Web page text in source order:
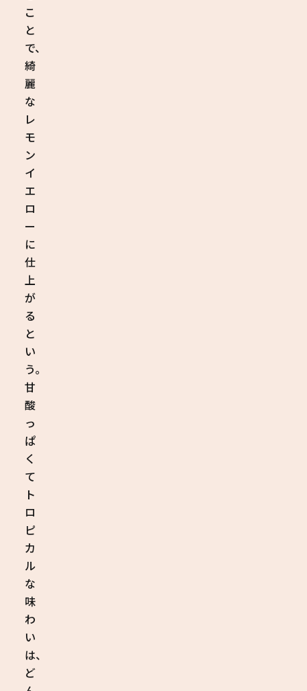
こ
と
で、
綺
麗
な
レ
モ
ン
イ
エ
ロ
ー
に
仕
上
が
る
と
い
う。
甘
酸
っ
ぱ
く
て
ト
ロ
ピ
カ
ル
な
味
わ
い
は、
ど